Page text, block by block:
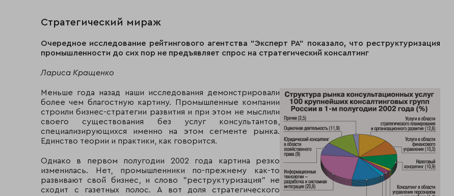
Стратегический мираж
Очередное исследование рейтингового агентства "Эксперт РА" показало, что реструктуризация
промышленности до сих пор не предъявляет спрос на стратегический консалтинг
Лариса Кращенко
Меньше года назад наши исследования демонстрировали
более чем благостную картину. Промышленные компании
строили бизнес-стратегии развития и при этом не мыслили
своего существования без услуг консультантов,
специализирующихся именно на этом сегменте рынка.
Единство теории и практики, как говорится.
Однако в первом полугодии 2002 года картина резко
изменилась. Нет, промышленники по-прежнему как-то
развивают свой бизнес, и слово "реструктуризация" не
сходит с газетных полос. А вот доля стратегического